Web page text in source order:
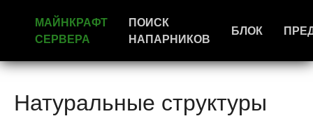
МАЙНКРАФТ
СЕРВЕРА
ПОИСК
НАПАРНИКОВ
БЛОК
Натуральные структуры